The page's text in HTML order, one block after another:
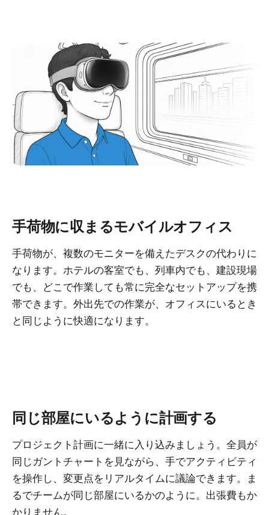
手荷物に収まるモバイルオフィス
手荷物が、複数のモニターを備えたデスクの代わりに
なります。ホテルの客室でも、列車内でも、建設現場
でも、どこで作業しても常に完全なセットアップを携
帯できます。外出先での作業が、オフィスにいるとき
と同じように快適になります。
同じ部屋にいるように計画する
プロジェクト計画に一緒に入り込みましょう。全員が
同じガントチャートを見ながら、手でアクティビティ
を操作し、変更点をリアルタイムに議論できます。ま
るでチームが同じ部屋にいるかのように。出張費もか
かりません。